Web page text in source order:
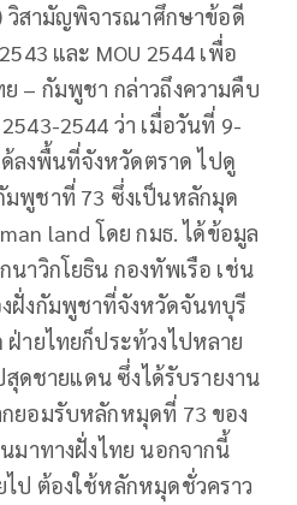
วิสามัญพิจารณาศึกษาข้อดี
และ MOU 2544 เพื่อ
– กัมพูชา กล่าวถึงความคืบ
2544 ว่า เมื่อวันที่ 9-
ลงพื้นที่จังหวัดตราด ไปดู
พูชาที่ 73 ซึ่งเป็นหลักมุด
land โดย กมธ. ได้ข้อมูล
าวิกโยธิน กองทัพเรือ เช่น
ฝั่งกัมพูชาที่จังหวัดจันทบุรี
ายไทยก็ประท้วงไปหลาย
สุดชายแดน ซึ่งได้รับรายงาน
ยอมรับหลักหมุดที่ 73 ของ
มาทางฝั่งไทย นอกจากนี้
ป ต้องใช้หลักหมุดชั่วคราว